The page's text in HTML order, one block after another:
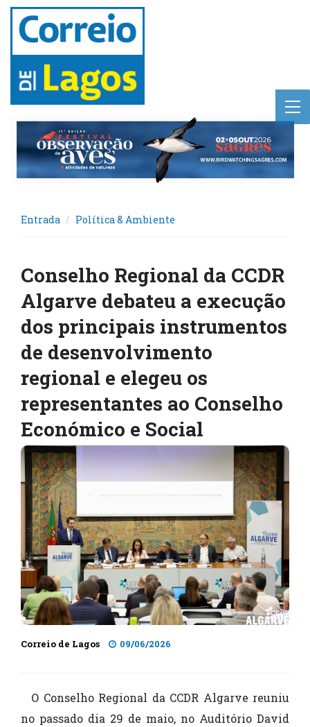
Entrada Política & Ambiente
Conselho Regional da CCDR
Algarve debateu a execução
dos principais instrumentos
de desenvolvimento
regional e elegeu os
representantes ao Conselho
Económico e Social
Correio de Lagos 09/06/2026
O Conselho Regional da CCDR Algarve reuniu
no passado dia 29 de maio, no Auditório David